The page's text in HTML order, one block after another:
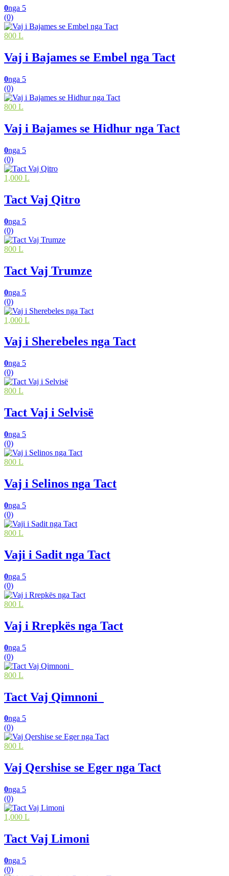
0nga 5
(0)
800 L
Vaj i Bajames se Embel nga Tact
0nga 5
(0)
800 L
Vaj i Bajames se Hidhur nga Tact
0nga 5
(0)
1,000 L
Tact Vaj Qitro
0nga 5
(0)
800 L
Tact Vaj Trumze
0nga 5
(0)
1,000 L
Vaj i Sherebeles nga Tact
0nga 5
(0)
800 L
Tact Vaj i Selvisë
0nga 5
(0)
800 L
Vaj i Selinos nga Tact
0nga 5
(0)
800 L
Vaji i Sadit nga Tact
0nga 5
(0)
800 L
Vaj i Rrepkës nga Tact
0nga 5
(0)
800 L
Tact Vaj Qimnoni
0nga 5
(0)
800 L
Vaj Qershise se Eger nga Tact
0nga 5
(0)
1,000 L
Tact Vaj Limoni
0nga 5
(0)